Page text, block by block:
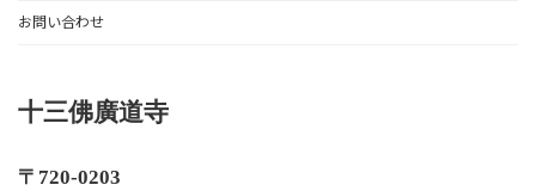
お問い合わせ
十三佛廣道寺
〒720-0203